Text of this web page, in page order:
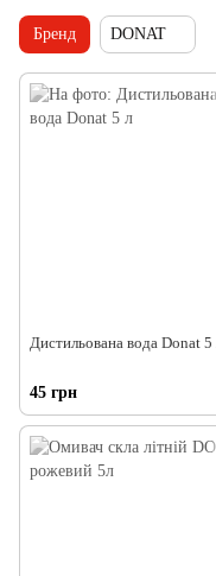
Бренд DONAT
Дистильована вода Donat 5
45 грн